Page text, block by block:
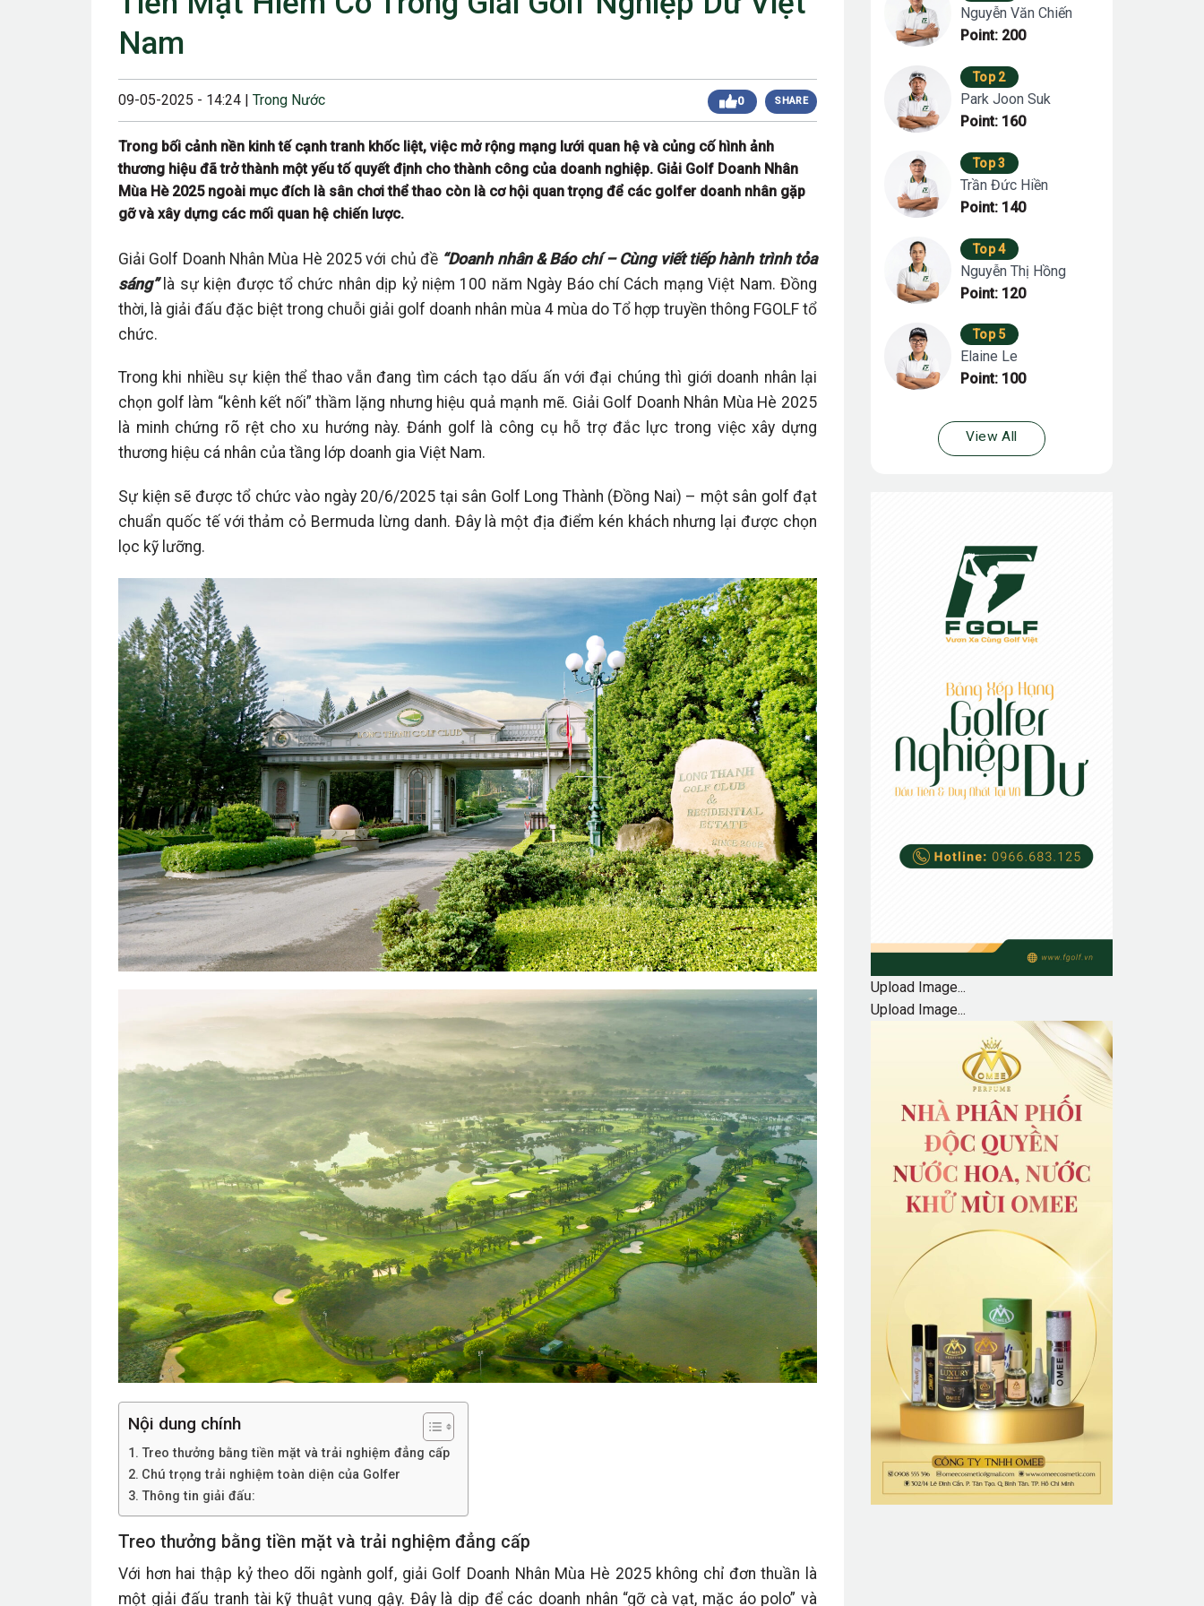
Giải Golf Doanh Nhân Mùa Hè 2024
Giải Golf Doanh nghiệp và Thương hiệu Việt Nam
25/04/2024 6:00 sáng
07/03/2024 12:00 chiều
Giải Cặp Đôi Hoàn Hảo Lần 3 (Perfect Golf Couple
3)
22/12/2023 12:30 chiều
Giải Golf Cặp đôi hoàn hảo Lần 2 (Perfect Golf
Couple 2)
26/10/2023 12:00 chiều
Nam
09-05-2025 - 14:24 | Trong Nước 0 SHARE
Trong bối cảnh nền kinh tế cạnh tranh khốc liệt, việc mở rộng mạng lưới quan hệ và củng cố hình ảnh
thương hiệu đã trở thành một yếu tố quyết định cho thành công của doanh nghiệp. Giải Golf Doanh Nhân
Mùa Hè 2025 ngoài mục đích là sân chơi thể thao còn là cơ hội quan trọng để các golfer doanh nhân gặp
gỡ và xây dựng các mối quan hệ chiến lược.
Giải Golf Doanh Nhân Mùa Hè 2025 với chủ đề “Doanh nhân & Báo chí – Cùng viết tiếp hành trình tỏa
sáng” là sự kiện được tổ chức nhân dịp kỷ niệm 100 năm Ngày Báo chí Cách mạng Việt Nam. Đồng
thời, là giải đấu đặc biệt trong chuỗi giải golf doanh nhân mùa 4 mùa do Tổ hợp truyền thông FGOLF tổ
chức.
Trong khi nhiều sự kiện thể thao vẫn đang tìm cách tạo dấu ấn với đại chúng thì giới doanh nhân lại
chọn golf làm “kênh kết nối” thầm lặng nhưng hiệu quả mạnh mẽ. Giải Golf Doanh Nhân Mùa Hè 2025
là minh chứng rõ rệt cho xu hướng này. Đánh golf là công cụ hỗ trợ đắc lực trong việc xây dựng
thương hiệu cá nhân của tầng lớp doanh gia Việt Nam.
Sự kiện sẽ được tổ chức vào ngày 20/6/2025 tại sân Golf Long Thành (Đồng Nai) – một sân golf đạt
chuẩn quốc tế với thảm cỏ Bermuda lừng danh. Đây là một địa điểm kén khách nhưng lại được chọn
lọc kỹ lưỡng.
Nội dung chính
Treo thưởng bằng tiền mặt và trải nghiệm đẳng cấp
Chú trọng trải nghiệm toàn diện của Golfer
Thông tin giải đấu:
Treo thưởng bằng tiền mặt và trải nghiệm đẳng cấp
Với hơn hai thập kỷ theo dõi ngành golf, giải Golf Doanh Nhân Mùa Hè 2025 không chỉ đơn thuần là
một giải đấu tranh tài kỹ thuật vung gậy. Đây là dịp để các doanh nhân “gỡ cà vạt, mặc áo polo” và
Nguyễn Văn Chiến
Point: 200
Top 2
Park Joon Suk
Point: 160
Top 3
Trần Đức Hiền
Point: 140
Top 4
Nguyễn Thị Hồng
Point: 120
Top 5
Elaine Le
Point: 100
View All
Upload Image...
Upload Image...